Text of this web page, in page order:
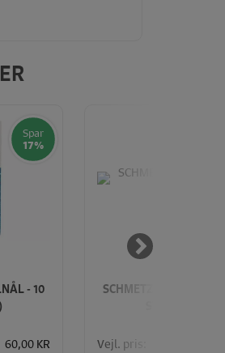
Spar
17%
- 10
60,00 KR
SCHMETZ
Vejl. pris: